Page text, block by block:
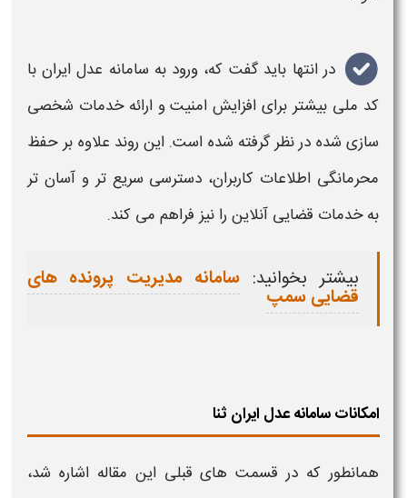
در انتها باید گفت که، ورود به سامانه عدل ایران با
کد ملی بیشتر برای افزایش امنیت و ارائه خدمات شخصی
سازی شده در نظر گرفته شده است. این روند علاوه بر حفظ
محرمانگی اطلاعات کاربران، دسترسی سریع تر و آسان تر
به خدمات قضایی آنلاین را نیز فراهم می کند.
بیشتر بخوانید: سامانه مدیریت پرونده های
قضایی سمپ
امکانات سامانه عدل ایران ثنا
همانطور که در قسمت های قبلی این مقاله اشاره شد،